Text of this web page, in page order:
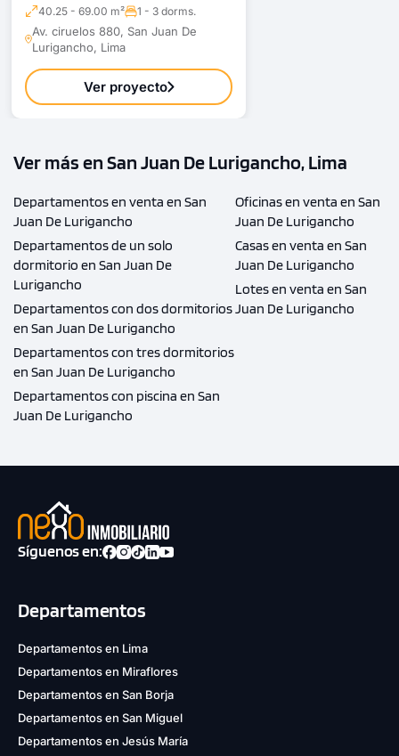
40.25 - 69.00 m² 1 - 3 dorms.
Av. ciruelos 880, San Juan De
Lurigancho, Lima
Ver proyecto
Ver más en San Juan De Lurigancho, Lima
Departamentos en venta en San
Juan De Lurigancho
Departamentos de un solo
dormitorio en San Juan De
Lurigancho
Departamentos con dos dormitorios
en San Juan De Lurigancho
Departamentos con tres dormitorios
en San Juan De Lurigancho
Departamentos con piscina en San
Juan De Lurigancho
Oficinas en venta en San
Juan De Lurigancho
Casas en venta en San
Juan De Lurigancho
Lotes en venta en San
Juan De Lurigancho
Síguenos en:
Departamentos
Departamentos en Lima
Departamentos en Miraflores
Departamentos en San Borja
Departamentos en San Miguel
Departamentos en Jesús María